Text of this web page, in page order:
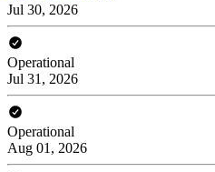
Jul 30, 2026
Operational
Jul 31, 2026
Operational
Aug 01, 2026